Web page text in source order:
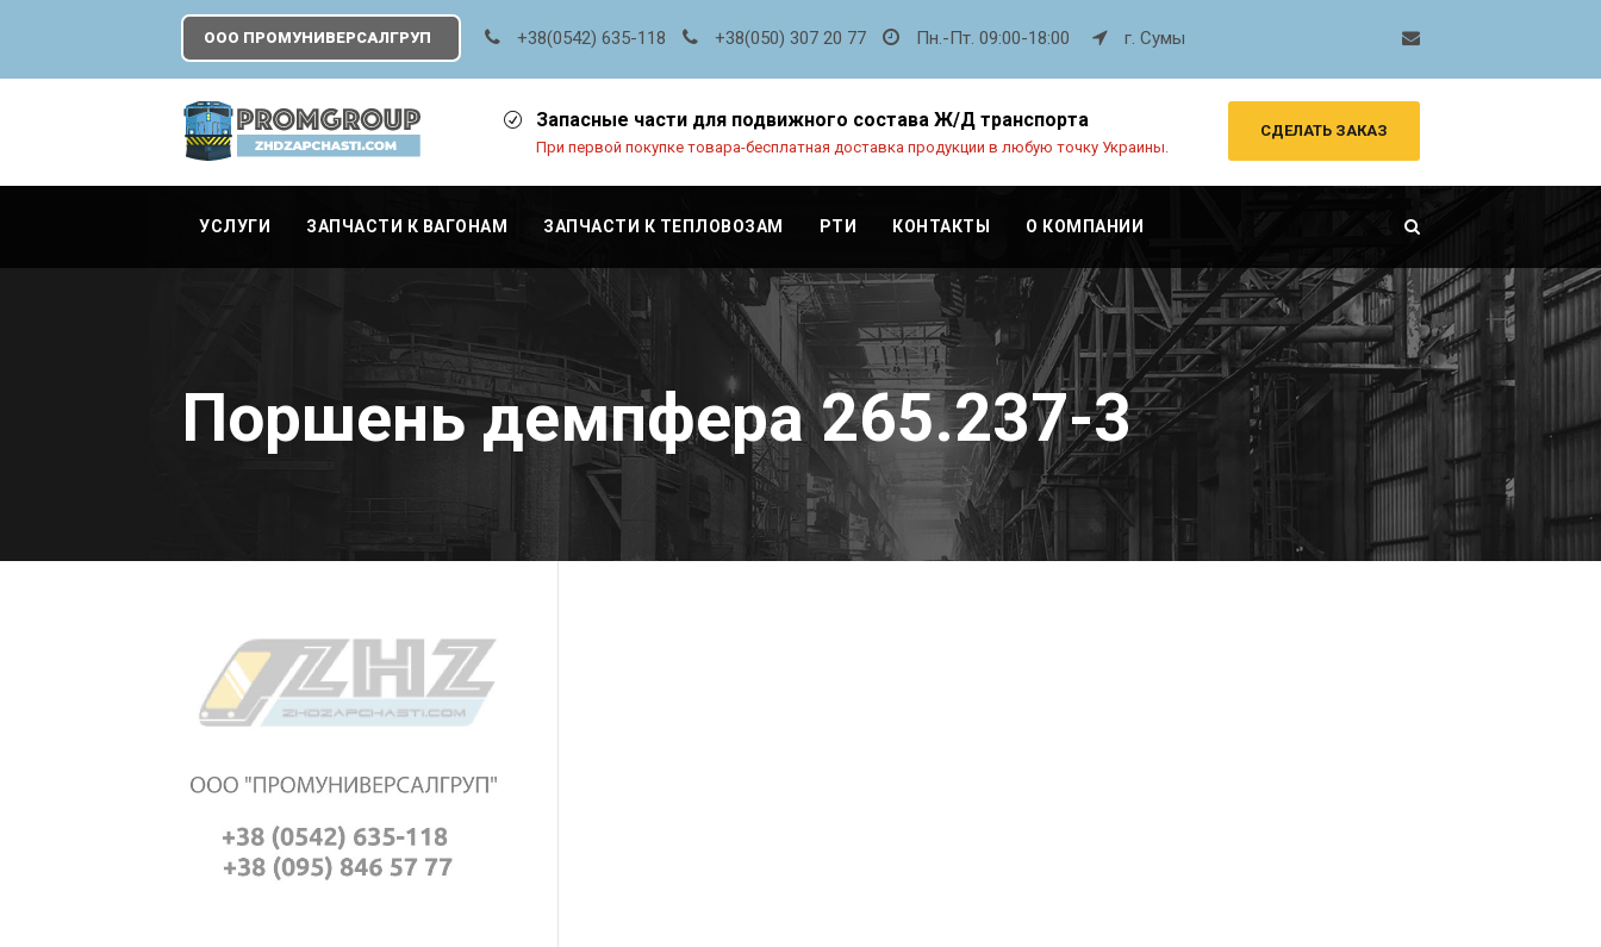
ООО ПРОМУНИВЕРСАЛГРУП +38(0542) 635-118 +38(050) 307 20 77 Пн.-Пт. 09:00-18:00 г. Сумы
Запасные части для подвижного состава Ж/Д транспорта
При первой покупке товара-бесплатная доставка продукции в любую точку Украины.
СДЕЛАТЬ ЗАКАЗ
УСЛУГИ ЗАПЧАСТИ К ВАГОНАМ ЗАПЧАСТИ К ТЕПЛОВОЗАМ РТИ КОНТАКТЫ О КОМПАНИИ
Поршень демпфера 265.237-3